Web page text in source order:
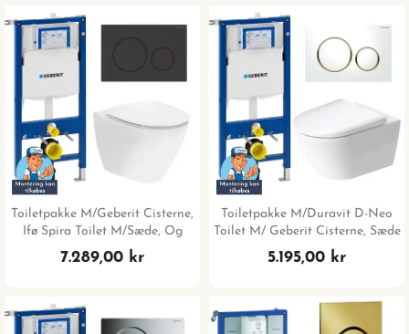
Toiletpakke M/Geberit Cisterne,
Ifø Spira Toilet M/sæde, Og
Matsort Trykplade
7.289,00 kr
Toiletpakke M/Duravit D-Neo
Toilet M/ Geberit Cisterne, Sæde
Og Hvid/guld Trykplade
5.195,00 kr